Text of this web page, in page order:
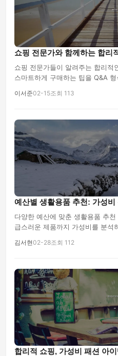
쇼핑 전문가와 함께하는 합리
쇼핑 전문가들이 알려주는 합리적
스마트하게 구매하는 팁을 Q&A
이서준02-15조회 113
예산별 생활용품 추천: 가성비
다양한 예산에 맞춘 생활용품 추
급스러운 제품까지 가성비를 분석
김서현02-28조회 112
합리적 쇼핑, 가성비 패션 아